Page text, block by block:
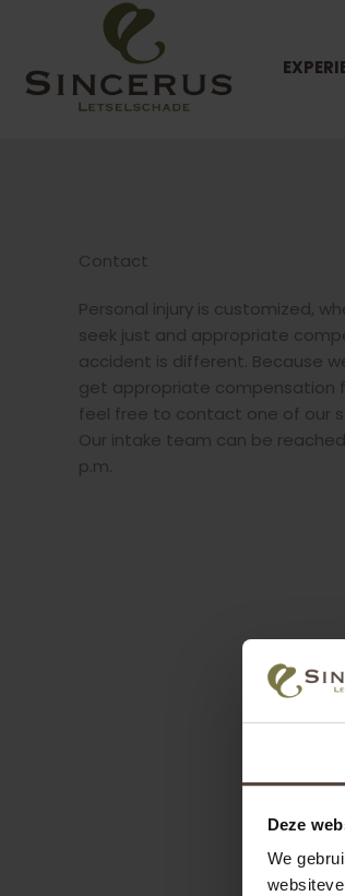
Deze
We
inhoud
Contact
Personal injury is customized,
seek just and appropriate
accident is different. Because
get appropriate compensation
feel free to contact one of our
Our intake team can be
p.m.